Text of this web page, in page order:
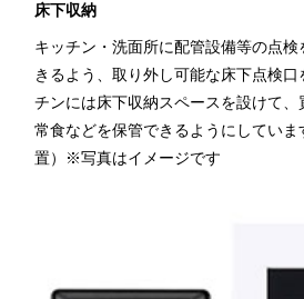
床下収納
キッチン・洗面所に配管設備等の点
きるよう、取り外し可能な床下点検
チンには床下収納スペースを設けて
常食などを保管できるようにしていま
置）※写真はイメージです